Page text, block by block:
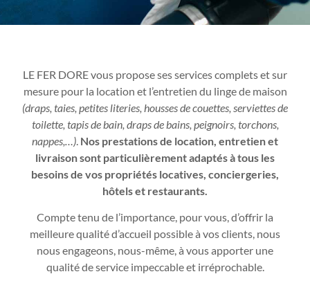
LE FER DORE vous propose ses services complets et sur
mesure pour la location et l’entretien du linge de maison
(draps, taies, petites literies, housses de couettes, serviettes de
toilette, tapis de bain, draps de bains, peignoirs, torchons,
nappes,…). Nos prestations de location, entretien et
livraison sont particulièrement adaptés à tous les
besoins de vos propriétés locatives, conciergeries,
hôtels et restaurants.
Compte tenu de l’importance, pour vous, d’offrir la
meilleure qualité d’accueil possible à vos clients, nous
nous engageons, nous-même, à vous apporter une
qualité de service impeccable et irréprochable.